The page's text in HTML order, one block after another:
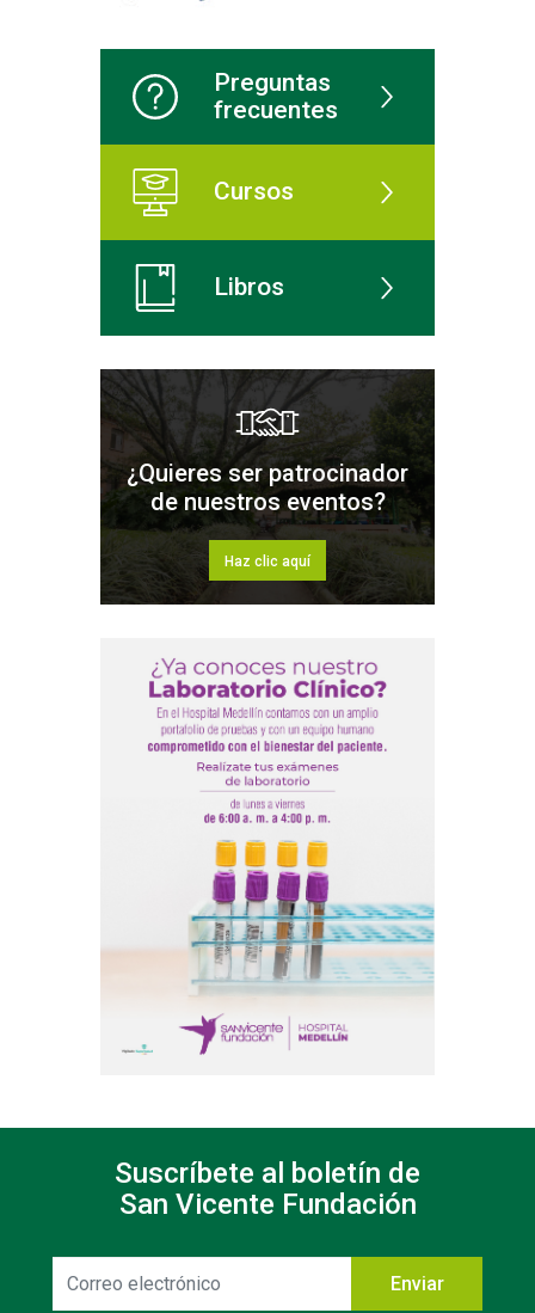
Preguntas
frecuentes
Cursos
Libros
¿Quieres ser patrocinador
de nuestros eventos?
Haz clic aquí
Suscríbete al boletín de
San Vicente Fundación
electrónico
Enviar